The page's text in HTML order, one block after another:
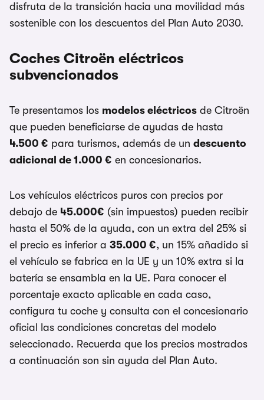
disfruta de la transición hacia una movilidad más
sostenible con los descuentos del Plan Auto 2030.
Coches Citroën eléctricos
subvencionados
Te presentamos los modelos eléctricos de Citroën
que pueden beneficiarse de ayudas de hasta
4.500 € para turismos, además de un descuento
adicional de 1.000 € en concesionarios.
Los vehículos eléctricos puros con precios por
debajo de 45.000€ (sin impuestos) pueden recibir
hasta el 50% de la ayuda, con un extra del 25% si
el precio es inferior a 35.000 €, un 15% añadido si
el vehículo se fabrica en la UE y un 10% extra si la
batería se ensambla en la UE. Para conocer el
porcentaje exacto aplicable en cada caso,
configura tu coche y consulta con el concesionario
oficial las condiciones concretas del modelo
seleccionado. Recuerda que los precios mostrados
a continuación son sin ayuda del Plan Auto.